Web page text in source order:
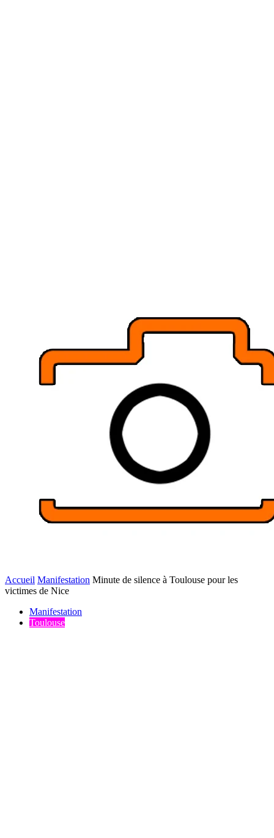
Accueil Manifestation Minute de silence à Toulouse pour les
victimes de Nice
Manifestation
Toulouse